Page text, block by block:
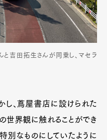
と吉田拓生さんが同乗し、マセラ
、蔦屋書店に設けられた
世界観に触れることができ
別なものにしていたように